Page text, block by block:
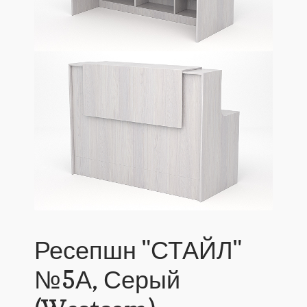
Ресепшн "СТАЙЛ"
№5А, Серый